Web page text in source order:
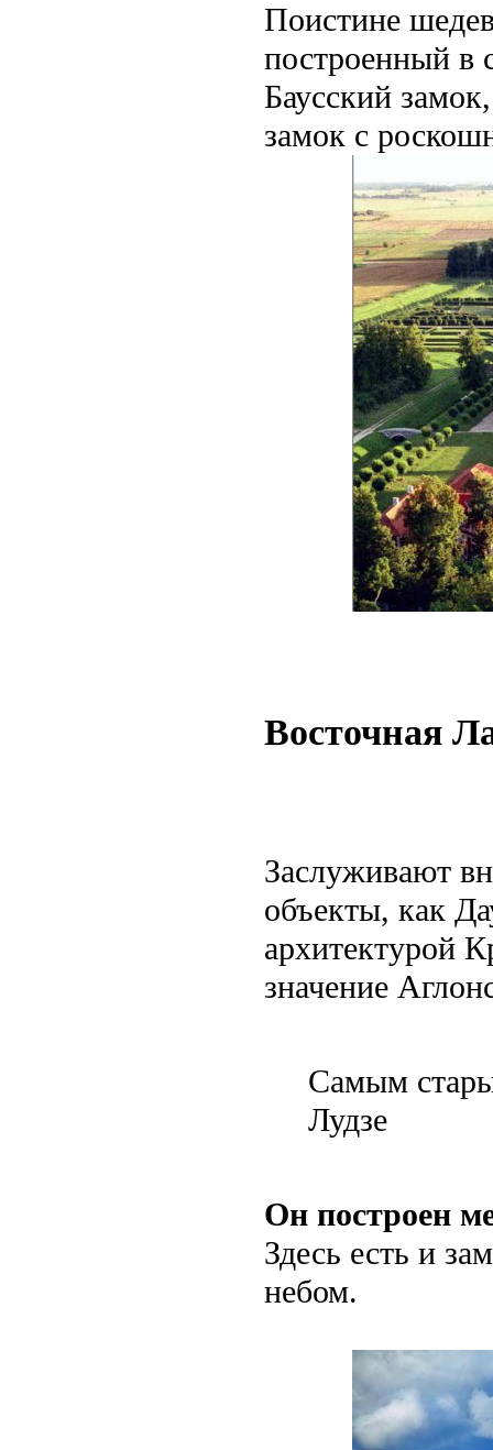
Поистине
построенный в
Баусский
замок с
Восточная
Заслуживают
объекты, как
архитектурой
значение
Самым
Лудзе
Он построен
Здесь есть и
небом.